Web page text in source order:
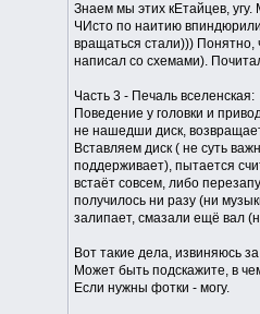
Знаем мы этих кЕтайцев,
ЧИсто по наитию
вращаться стали))) Понятно,
написал со схемами).
Часть 3 - Печаль вселенская:
Поведение у головки и
не нашедши диск,
Вставляем диск ( не суть
поддерживает), пытается
встаёт совсем, либо
получилось ни разу (ни
залипает, смазали ещё вал
Вот такие дела, извиняюсь
Может быть подскажите, в
Если нужны фотки - могу.